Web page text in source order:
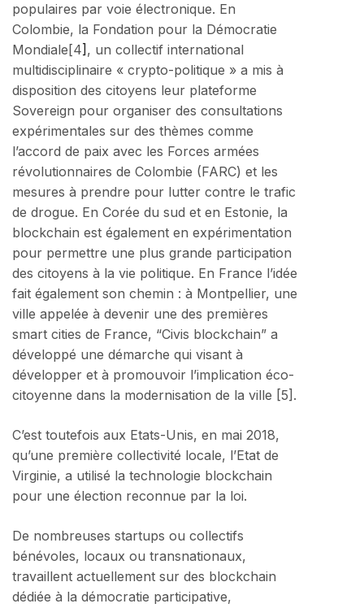
populaires par voie électronique. En
Colombie, la Fondation pour la Démocratie
Mondiale[4] , un collectif international
multidisciplinaire « crypto-politique » a mis à
disposition des citoyens leur plateforme
Sovereign pour organiser des consultations
expérimentales sur des thèmes comme
l’accord de paix avec les Forces armées
révolutionnaires de Colombie (FARC) et les
mesures à prendre pour lutter contre le trafic
de drogue. En Corée du sud et en Estonie, la
blockchain est également en expérimentation
pour permettre une plus grande participation
des citoyens à la vie politique. En France l’idée
fait également son chemin : à Montpellier, une
ville appelée à devenir une des premières
smart cities de France, “Civis blockchain” a
développé une démarche qui visant à
développer et à promouvoir l’implication éco-
citoyenne dans la modernisation de la ville [5].
C’est toutefois aux Etats-Unis, en mai 2018,
qu’une première collectivité locale, l’Etat de
Virginie, a utilisé la technologie blockchain
pour une élection reconnue par la loi.
De nombreuses startups ou collectifs
bénévoles, locaux ou transnationaux,
travaillent actuellement sur des blockchain
dédiée à la démocratie participative,